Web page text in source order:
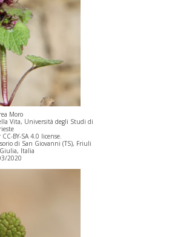
Moro
Vita, Università degli Studi di
BY-SA 4.0 license.
di San Giovanni (TS), Friuli
Italia
2020